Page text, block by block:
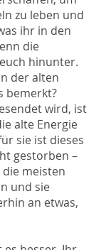
zu leben und
ihr in den
die
hinunter.
der alten
bemerkt?
wird, ist
alte Energie
sie ist dieses
gestorben –
meisten
und sie
an etwas,